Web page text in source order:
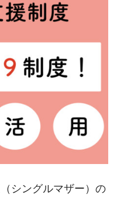
シングルマザー）の